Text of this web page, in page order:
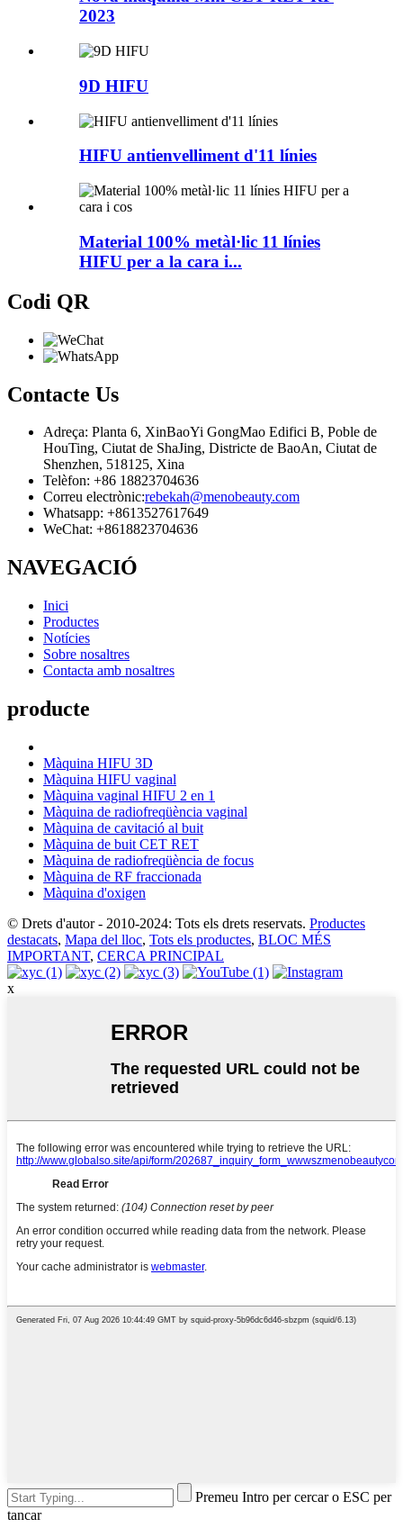
2023
9D HIFU
HIFU antienvelliment d'11 línies
Material 100% metàl·lic 11 línies
HIFU per a la cara i...
Codi QR
Contacte Us
Adreça: Planta 6, XinBaoYi GongMao Edifici B, Poble de
HouTing, Ciutat de ShaJing, Districte de BaoAn, Ciutat de
Shenzhen, 518125, Xina
Telèfon: +86 18823704636
Correu electrònic:rebekah@menobeauty.com
Whatsapp: +8613527617649
WeChat: +8618823704636
NAVEGACIÓ
Inici
Productes
Notícies
Sobre nosaltres
Contacta amb nosaltres
producte
Màquina HIFU 3D
Màquina HIFU vaginal
Màquina vaginal HIFU 2 en 1
Màquina de radiofreqüència vaginal
Màquina de cavitació al buit
Màquina de buit CET RET
Màquina de radiofreqüència de focus
Màquina de RF fraccionada
Màquina d'oxigen
© Drets d'autor - 2010-2024: Tots els drets reservats. Productes
destacats, Mapa del lloc, Tots els productes, BLOC MÉS
IMPORTANT, CERCA PRINCIPAL
x
Premeu Intro per cercar o ESC per
tancar